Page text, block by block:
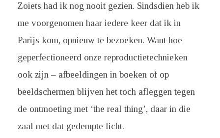
Zoiets had ik nog nooit gezien. Sindsdien heb ik
me voorgenomen haar iedere keer dat ik in
Parijs kom, opnieuw te bezoeken. Want hoe
geperfectioneerd onze reproductietechnieken
ook zijn – afbeeldingen in boeken of op
beeldschermen blijven het toch afleggen tegen
de ontmoeting met ‘the real thing’, daar in die
zaal met dat gedempte licht.